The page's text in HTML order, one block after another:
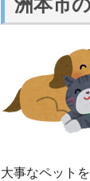
洲本市
大事なペット